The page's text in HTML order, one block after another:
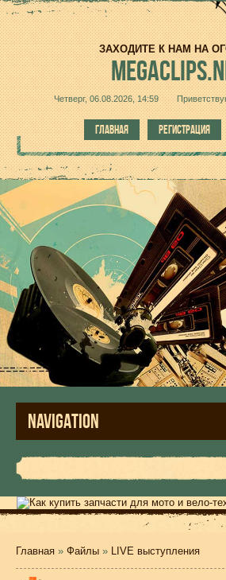
ЗАХОДИТЕ К НАМ НА
Четверг, 06.08.2026, 14:59
ГЛАВНАЯ РЕГИСТРАЦИЯ
NAVIGATION
Главная » Файлы » LIVE выступления